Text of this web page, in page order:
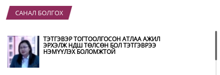
ҮЕР УСНЫ БОЛЗОШГҮЙ АЮУЛААС
БАЙНА
САНАЛ БОЛГОХ
ТЭТГЭВЭР ТОГТООЛГОСОН АТЛАА АЖИЛ
ЭРХЭЛЖ НДШ ТӨЛСӨН БОЛ ТЭТГЭВРЭЭ
НЭМҮҮЛЭХ БОЛОМЖТОЙ